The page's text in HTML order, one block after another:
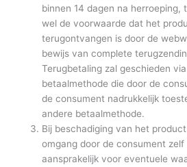
binnen 14 dagen na herroeping,
wel de voorwaarde dat het
terugontvangen is door de
bewijs van complete
Terugbetaling zal geschieden
betaalmethode die door de
de consument nadrukkelijk
andere betaalmethode.
Bij beschadiging van het
omgang door de consument
aansprakelijk voor eventuele